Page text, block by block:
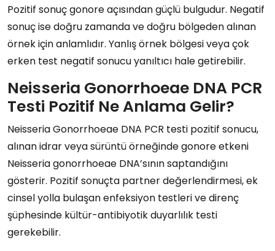
Pozitif sonuç gonore açısından güçlü bulgudur. Negatif
sonuç ise doğru zamanda ve doğru bölgeden alınan
örnek için anlamlıdır. Yanlış örnek bölgesi veya çok
erken test negatif sonucu yanıltıcı hale getirebilir.
Neisseria Gonorrhoeae DNA PCR
Testi Pozitif Ne Anlama Gelir?
Neisseria Gonorrhoeae DNA PCR testi pozitif sonucu,
alınan idrar veya sürüntü örneğinde gonore etkeni
Neisseria gonorrhoeae DNA’sının saptandığını
gösterir. Pozitif sonuçta partner değerlendirmesi, ek
cinsel yolla bulaşan enfeksiyon testleri ve direnç
şüphesinde kültür-antibiyotik duyarlılık testi
gerekebilir.